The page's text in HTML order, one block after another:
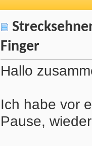
Finger
Hallo
Ich habe vor
Pause,